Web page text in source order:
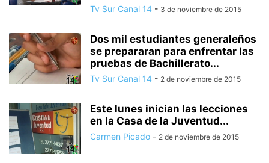
Tv Sur Canal 14 - 3 de noviembre de 2015
Dos mil estudiantes generaleños
se prepararan para enfrentar las
pruebas de Bachillerato...
Tv Sur Canal 14 - 2 de noviembre de 2015
Este lunes inician las lecciones
en la Casa de la Juventud...
Carmen Picado - 2 de noviembre de 2015